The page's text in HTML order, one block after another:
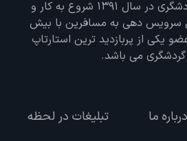
تمامی زمینه های گردشگری در سال 1391 شروع به کار و
حدود 12 سال سرویس دهی به مسافرین با بیش
یکی از پربازدید ترین استارتاپ
می باشد.
درباره ما تبلیغات در لحظه